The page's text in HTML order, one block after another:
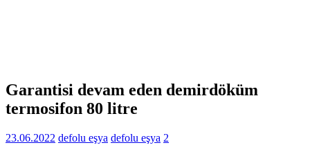
Garantisi devam eden demirdöküm
termosifon 80 litre
23.06.2022 defolu eşya defolu eşya 2